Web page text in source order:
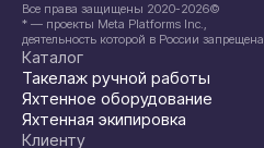
Все права защищены 2020-2026©
* — проекты Meta Platforms Inc.,
деятельность которой в России запрещена
Каталог
Такелаж ручной работы
Яхтенное оборудование
Яхтенная экипировка
Клиенту